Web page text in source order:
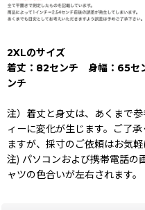
2XLのサイズ
着丈：82センチ 身幅：65
ンチ
注）着丈と身丈は、あくまで
ィーに変化が生じます。ご了
ますが、採寸のご依頼はお気軽
注) パソコンおよび携帯電話の
ャツの色合いが左右されます。